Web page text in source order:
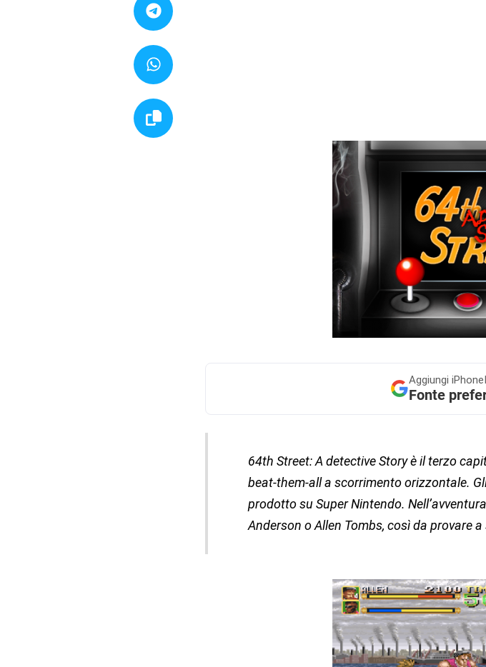
Aggiungi
Fonte
64th Street: A detective Story è il terzo
beat-them-all a scorrimento orizzontale.
prodotto su Super Nintendo.
Anderson o Allen Tombs, così da provare